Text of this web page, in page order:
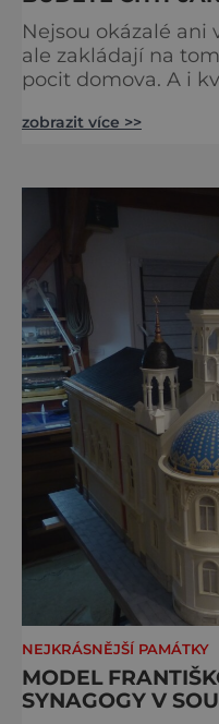
Nejsou okázalé ani
ale zakládají na
pocit domova. A i
lázeňské koncerty
nevšimne, ani se jí
zobrazit více >>
NEJKRÁSNĚJŠÍ PAMÁTKY
MODEL
SYNAGOGY V